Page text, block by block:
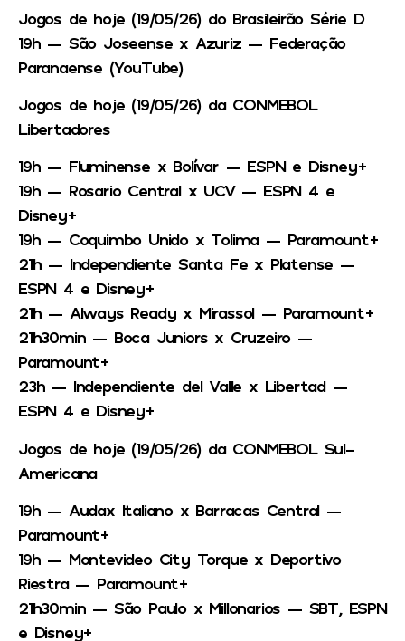
Jogos de hoje (19/05/26) do Brasileirão Série D
19h — São Joseense x Azuriz — Federação
Paranaense (YouTube)
Jogos de hoje (19/05/26) da CONMEBOL
Libertadores
19h — Fluminense x Bolívar — ESPN e Disney+
19h — Rosario Central x UCV — ESPN 4 e
Disney+
19h — Coquimbo Unido x Tolima — Paramount+
21h — Independiente Santa Fe x Platense —
ESPN 4 e Disney+
21h — Always Ready x Mirassol — Paramount+
21h30min — Boca Juniors x Cruzeiro —
Paramount+
23h — Independiente del Valle x Libertad —
ESPN 4 e Disney+
Jogos de hoje (19/05/26) da CONMEBOL Sul-
Americana
19h — Audax Italiano x Barracas Central —
Paramount+
19h — Montevideo City Torque x Deportivo
Riestra — Paramount+
21h30min — São Paulo x Millonarios — SBT, ESPN
e Disney+